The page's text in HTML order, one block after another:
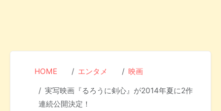
HOME エンタメ 映画
実写映画『るろうに剣心』が2014年夏に2作
連続公開決定！